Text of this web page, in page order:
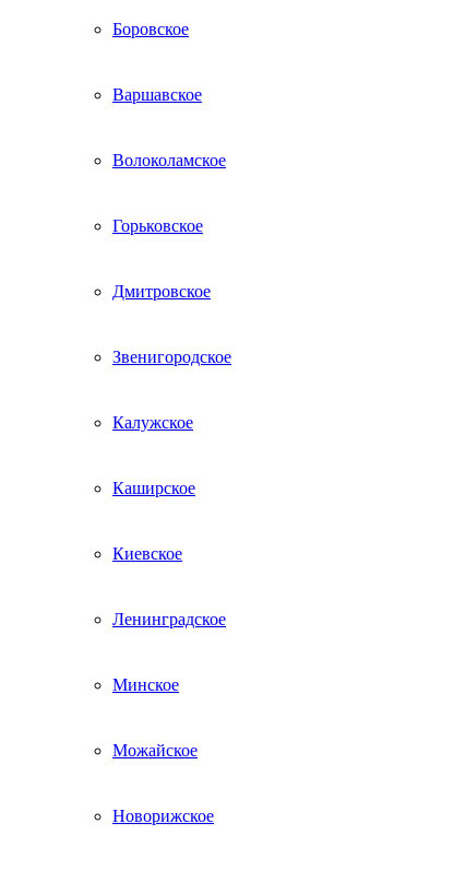
Боровское
Варшавское
Волоколамское
Горьковское
Дмитровское
Звенигородское
Калужское
Каширское
Киевское
Ленинградское
Минское
Можайское
Новорижское